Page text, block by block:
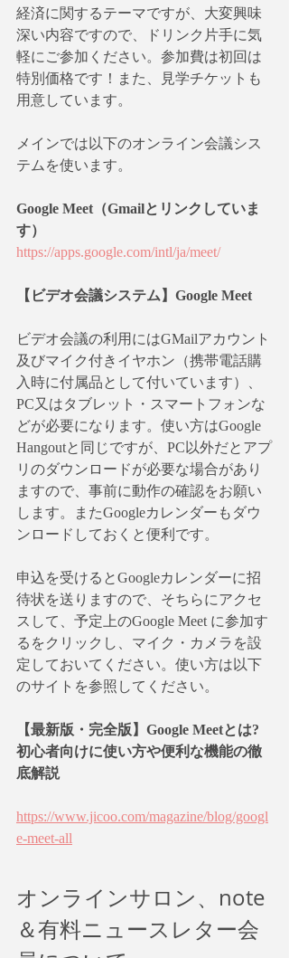
経済に関するテーマですが、大変興味
深い内容ですので、ドリンク片手に気
軽にご参加ください。参加費は初回は
特別価格です！また、見学チケットも
用意しています。
メインでは以下のオンライン会議シス
テムを使います。
Google Meet（Gmailとリンクしていま
す）
https://apps.google.com/intl/ja/meet/
【ビデオ会議システム】Google Meet
ビデオ会議の利用にはGMailアカウント
及びマイク付きイヤホン（携帯電話購
入時に付属品として付いています）、
PC又はタブレット・スマートフォンな
どが必要になります。使い方はGoogle
Hangoutと同じですが、PC以外だとアプ
リのダウンロードが必要な場合があり
ますので、事前に動作の確認をお願い
します。またGoogleカレンダーもダウ
ンロードしておくと便利です。
申込を受けるとGoogleカレンダーに招
待状を送りますので、そちらにアクセ
スして、予定上のGoogle Meet に参加す
るをクリックし、マイク・カメラを設
定しておいてください。使い方は以下
のサイトを参照してください。
【最新版・完全版】Google Meetとは?
初心者向けに使い方や便利な機能の徹
底解説
https://www.jicoo.com/magazine/blog/googl
e-meet-all
オンラインサロン、note
＆有料ニュースレター会